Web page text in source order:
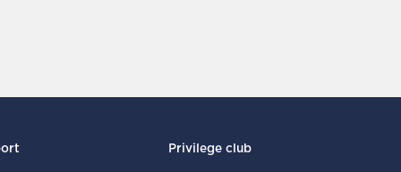
Privilege club